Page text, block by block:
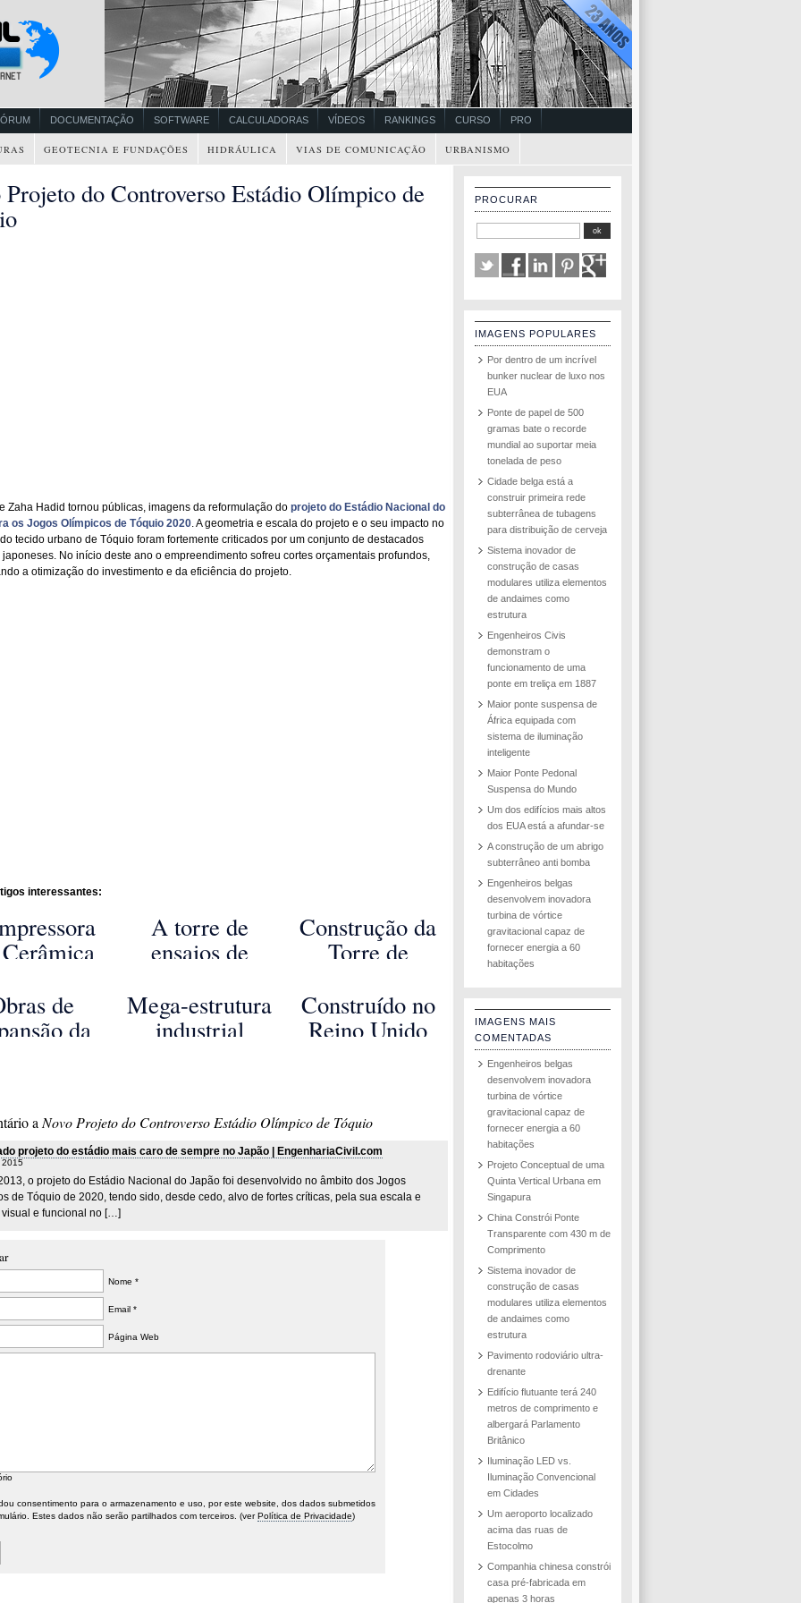
DOCUMENTAÇÃO SOFTWARE CALCULADORAS VÍDEOS RANKINGS CURSO PRO
GEOTECNIA E FUNDAÇÕES HIDRÁULICA VIAS DE COMUNICAÇÃO URBANISMO
Projeto do Controverso Estádio Olímpico de
Zaha Hadid tornou públicas, imagens da reformulação do projeto do Estádio Nacional do
os Jogos Olímpicos de Tóquio 2020. A geometria e escala do projeto e o seu impacto no
tecido urbano de Tóquio foram fortemente criticados por um conjunto de destacados
No início deste ano o empreendimento sofreu cortes orçamentais profundos,
a otimização do investimento e da eficiência do projeto.
interessantes:
Projeto
WASP
A torre de
ensaios de
alta-velocidade
da
Construção da
Torre de
com 200
Metros de
de
da
Mega-estrutura
industrial
do Pacífico
Construído no
Reino Unido
a Novo Projeto do Controverso Estádio Olímpico de Tóquio
projeto do estádio mais caro de sempre no Japão | EngenhariaCivil.com
2015
o projeto do Estádio Nacional do Japão foi desenvolvido no âmbito dos Jogos
de Tóquio de 2020, tendo sido, desde cedo, alvo de fortes críticas, pela sua escala e
visual e funcional no […]
Nome *
Email *
Página Web
consentimento para o armazenamento e uso, por este website, dos dados submetidos
Estes dados não serão partilhados com terceiros. (verPolítica de Privacidade)
PROCURAR
IMAGENS POPULARES
Por dentro de um incrível
bunker nuclear de luxo nos
EUA
Ponte de papel de 500
gramas bate o recorde
mundial ao suportar meia
tonelada de peso
Cidade belga está a
construir primeira rede
subterrânea de tubagens
para distribuição de cerveja
Sistema inovador de
construção de casas
modulares utiliza elementos
de andaimes como
estrutura
Engenheiros Civis
demonstram o
funcionamento de uma
ponte em treliça em 1887
Maior ponte suspensa de
África equipada com
sistema de iluminação
inteligente
Maior Ponte Pedonal
Suspensa do Mundo
Um dos edifícios mais altos
dos EUA está a afundar-se
A construção de um abrigo
subterrâneo anti bomba
Engenheiros belgas
desenvolvem inovadora
turbina de vórtice
gravitacional capaz de
fornecer energia a 60
habitações
IMAGENS MAIS
COMENTADAS
Engenheiros belgas
desenvolvem inovadora
turbina de vórtice
gravitacional capaz de
fornecer energia a 60
habitações
Projeto Conceptual de uma
Quinta Vertical Urbana em
Singapura
China Constrói Ponte
Transparente com 430 m de
Comprimento
Sistema inovador de
construção de casas
modulares utiliza elementos
de andaimes como
estrutura
Pavimento rodoviário ultra-
drenante
Edifício flutuante terá 240
metros de comprimento e
albergará Parlamento
Britânico
Iluminação LED vs.
Iluminação Convencional
em Cidades
Um aeroporto localizado
acima das ruas de
Estocolmo
Companhia chinesa constrói
casa pré-fabricada em
apenas 3 horas